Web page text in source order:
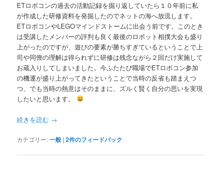
ETロボコンの過去の活動記録を掘り返していたら１０年前に私
が作成した研修資料を発掘したのでネットの海へ放流します。
ETロボコンやLEGOマインドストームに出会う前です。このとき
は受講したメンバーの評判も良く最後のロボット相撲大会も盛り
上がったのですが、遊びの要素が勝ちすぎているということで上
司や同僚の理解は得られずに研修は残念ながら２回だけ実施して
お蔵入りしてしまいました。今ふたたび職場でETロボコン参加
の機運が盛り上がってきたということで当時の反省も踏まえつ
つ、でも当時の熱意はそのままに、ズルく賢く自分の思いを実現
したいと思います。
続きを読む →
カテゴリー:一般 |2件のフィードバック